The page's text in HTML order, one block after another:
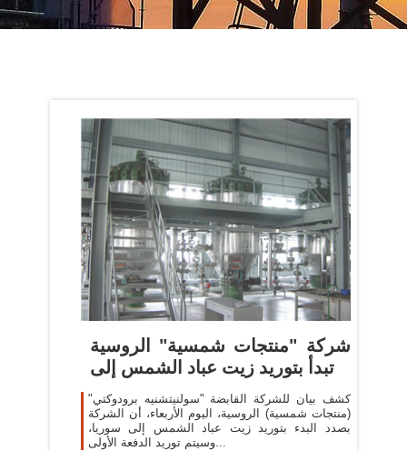
شركة "منتجات شمسية" الروسية
تبدأ بتوريد زيت عباد الشمس إلى
كشف بيان للشركة القابضة "سولنيتشنيه برودوكتي"
(منتجات شمسية) الروسية، اليوم الأربعاء، أن الشركة
بصدد البدء بتوريد زيت عباد الشمس إلى سوريا،
وسيتم توريد الدفعة الأولى...